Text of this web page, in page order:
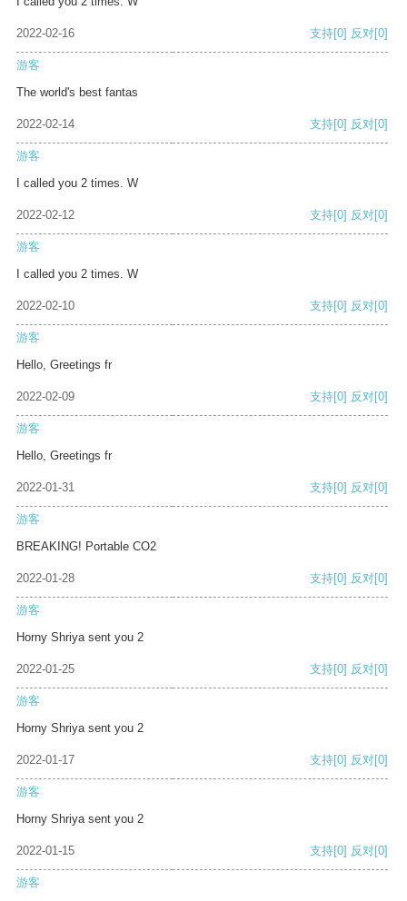
2022-02-16 支持[0] 反对[0]
游客
The world's best fantas
2022-02-14 支持[0] 反对[0]
游客
I called you 2 times. W
2022-02-12 支持[0] 反对[0]
游客
I called you 2 times. W
2022-02-10 支持[0] 反对[0]
游客
Hello, Greetings fr
2022-02-09 支持[0] 反对[0]
游客
Hello, Greetings fr
2022-01-31 支持[0] 反对[0]
游客
BREAKING! Portable CO2
2022-01-28 支持[0] 反对[0]
游客
Horny Shriya sent you 2
2022-01-25 支持[0] 反对[0]
游客
Horny Shriya sent you 2
2022-01-17 支持[0] 反对[0]
游客
Horny Shriya sent you 2
2022-01-15 支持[0] 反对[0]
游客